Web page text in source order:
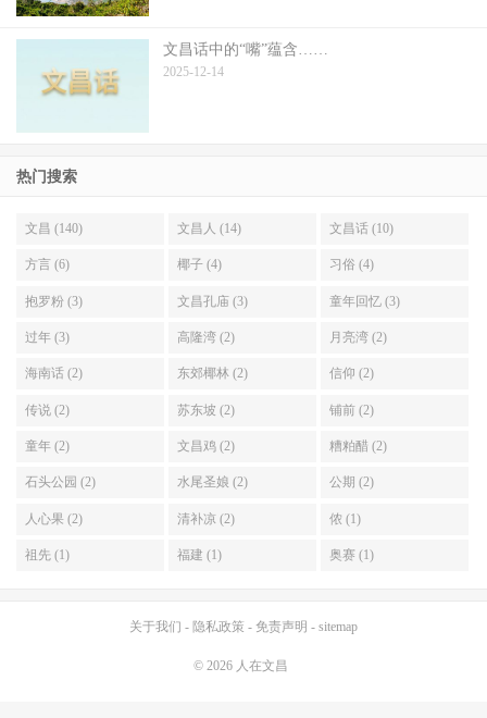
文昌话中的“嘴”蕴含……
2025-12-14
热门搜索
文昌 (140) 文昌人 (14) 文昌话 (10)
方言 (6) 椰子 (4) 习俗 (4)
抱罗粉 (3) 文昌孔庙 (3) 童年回忆 (3)
过年 (3) 高隆湾 (2) 月亮湾 (2)
海南话 (2) 东郊椰林 (2) 信仰 (2)
传说 (2) 苏东坡 (2) 铺前 (2)
童年 (2) 文昌鸡 (2) 糟粕醋 (2)
石头公园 (2) 水尾圣娘 (2) 公期 (2)
人心果 (2) 清补凉 (2) 侬 (1)
祖先 (1) 福建 (1) 奥赛 (1)
关于我们 - 隐私政策 - 免责声明 - sitemap
© 2026 人在文昌